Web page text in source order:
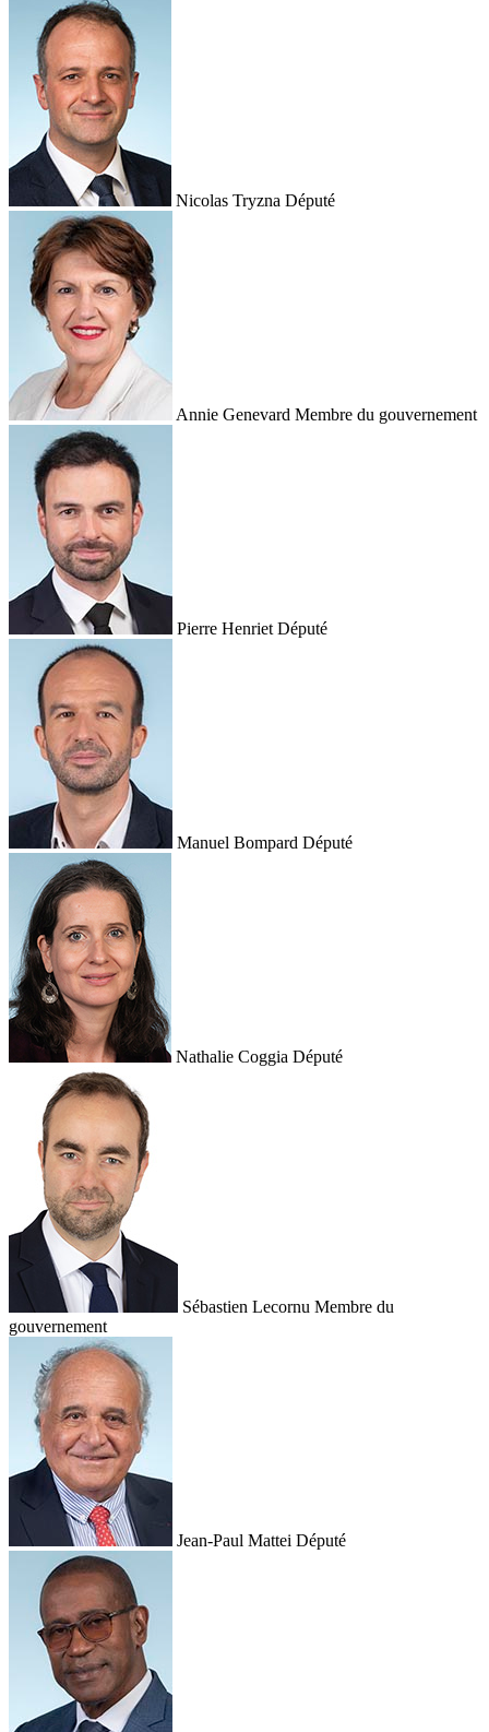
Nicolas Tryzna Député
Annie Genevard Membre du gouvernement
Pierre Henriet Député
Manuel Bompard Député
Nathalie Coggia Député
Sébastien Lecornu Membre du
gouvernement
Jean-Paul Mattei Député